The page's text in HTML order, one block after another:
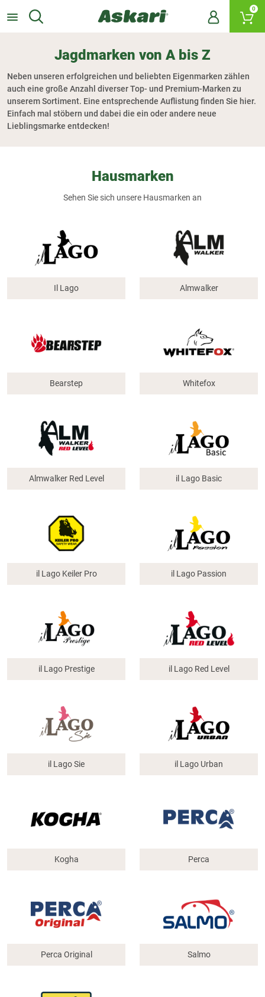
0
Jagdmarken von A bis Z
Neben unseren erfolgreichen und beliebten Eigenmarken zählen
auch eine große Anzahl diverser Top- und Premium-Marken zu
unserem Sortiment. Eine entsprechende Auflistung finden Sie hier.
Einfach mal stöbern und dabei die ein oder andere neue
Lieblingsmarke entdecken!
Hausmarken
Sehen Sie sich unsere Hausmarken an
Il Lago Almwalker
Bearstep Whitefox
Almwalker Red Level il Lago Basic
il Lago Keiler Pro il Lago Passion
il Lago Prestige il Lago Red Level
il Lago Sie il Lago Urban
Kogha Perca
Perca Original Salmo